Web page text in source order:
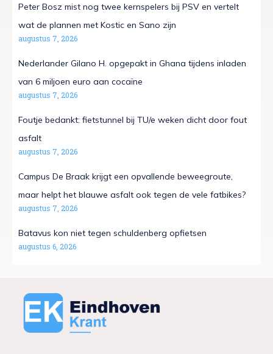
Peter Bosz mist nog twee kernspelers bij PSV en vertelt
wat de plannen met Kostic en Sano zijn
augustus 7, 2026
Nederlander Gilano H. opgepakt in Ghana tijdens inladen
van 6 miljoen euro aan cocaïne
augustus 7, 2026
Foutje bedankt: fietstunnel bij TU/e weken dicht door fout
asfalt
augustus 7, 2026
Campus De Braak krijgt een opvallende beweegroute,
maar helpt het blauwe asfalt ook tegen de vele fatbikes?
augustus 7, 2026
Batavus kon niet tegen schuldenberg opfietsen
augustus 6, 2026